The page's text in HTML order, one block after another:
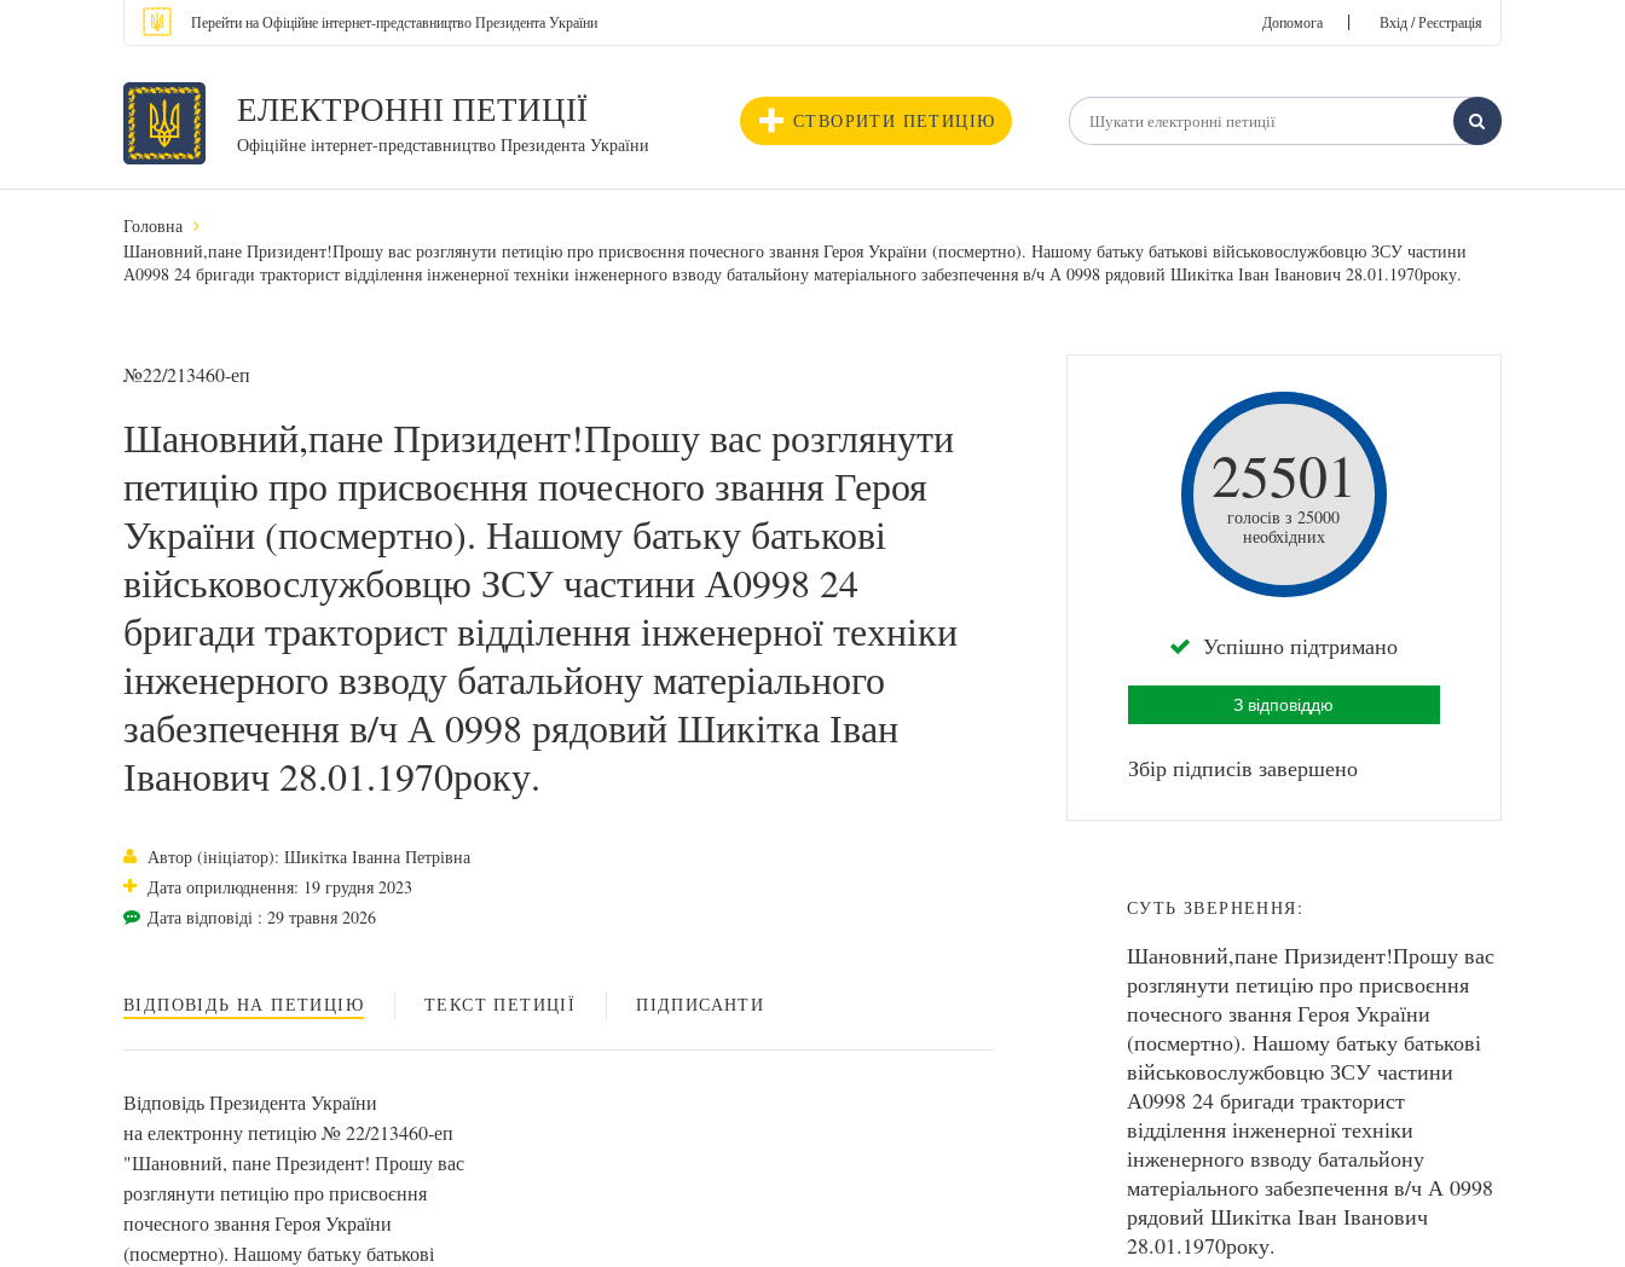
Перейти на Офіційне інтернет-представництво Президента України Допомога | Вхід / Реєстрація
ЕЛЕКТРОННІ ПЕТИЦІЇ
Офіційне інтернет-представництво Президента України
СТВОРИТИ ПЕТИЦІЮ
Головна
Шановний,пане Призидент!Прошу вас розглянути петицію про присвоєння почесного звання Героя України (посмертно). Нашому батьку батькові військовослужбовцю ЗСУ частини
А0998 24 бригади тракторист відділення інженерної техніки інженерного взводу батальйону матеріального забезпечення в/ч А 0998 рядовий Шикітка Іван Іванович 28.01.1970року.
№22/213460-еп
Шановний,пане Призидент!Прошу вас розглянути
петицію про присвоєння почесного звання Героя
України (посмертно). Нашому батьку батькові
військовослужбовцю ЗСУ частини А0998 24
бригади тракторист відділення інженерної техніки
інженерного взводу батальйону матеріального
забезпечення в/ч А 0998 рядовий Шикітка Іван
Іванович 28.01.1970року.
Автор (ініціатор): Шикітка Іванна Петрівна
Дата оприлюднення: 19 грудня 2023
Дата відповіді : 29 травня 2026
ВІДПОВІДЬ НА ПЕТИЦІЮ ТЕКСТ ПЕТИЦІЇ ПІДПИСАНТИ
Відповідь Президента України
на електронну петицію № 22/213460-еп
"Шановний, пане Президент! Прошу вас
розглянути петицію про присвоєння
почесного звання Героя України
(посмертно). Нашому батьку батькові
25501
голосів з 25000
необхідних
Успішно підтримано
З відповіддю
Збір підписів завершено
СУТЬ ЗВЕРНЕННЯ:
Шановний,пане Призидент!Прошу вас
розглянути петицію про присвоєння
почесного звання Героя України
(посмертно). Нашому батьку батькові
військовослужбовцю ЗСУ частини
А0998 24 бригади тракторист
відділення інженерної техніки
інженерного взводу батальйону
матеріального забезпечення в/ч А 0998
рядовий Шикітка Іван Іванович
28.01.1970року.